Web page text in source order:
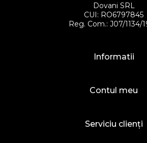
Dovani SRL
CUI: RO6797845
Reg. Com.: J07/1134/
Informatii
Contul meu
Serviciu clienți